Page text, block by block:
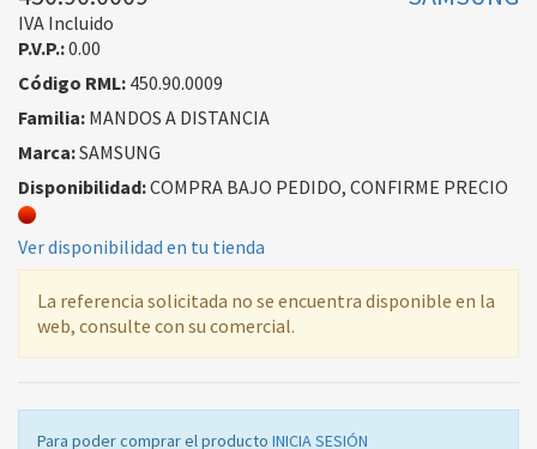
IVA Incluido
P.V.P.:0.00
Código RML: 450.90.0009
Familia: MANDOS A DISTANCIA
Marca:SAMSUNG
Disponibilidad:COMPRA BAJO PEDIDO, CONFIRME PRECIO
Ver disponibilidad en tu tienda
La referencia solicitada no se encuentra disponible en la
web, consulte con su comercial.
Para poder comprar el producto INICIA SESIÓN